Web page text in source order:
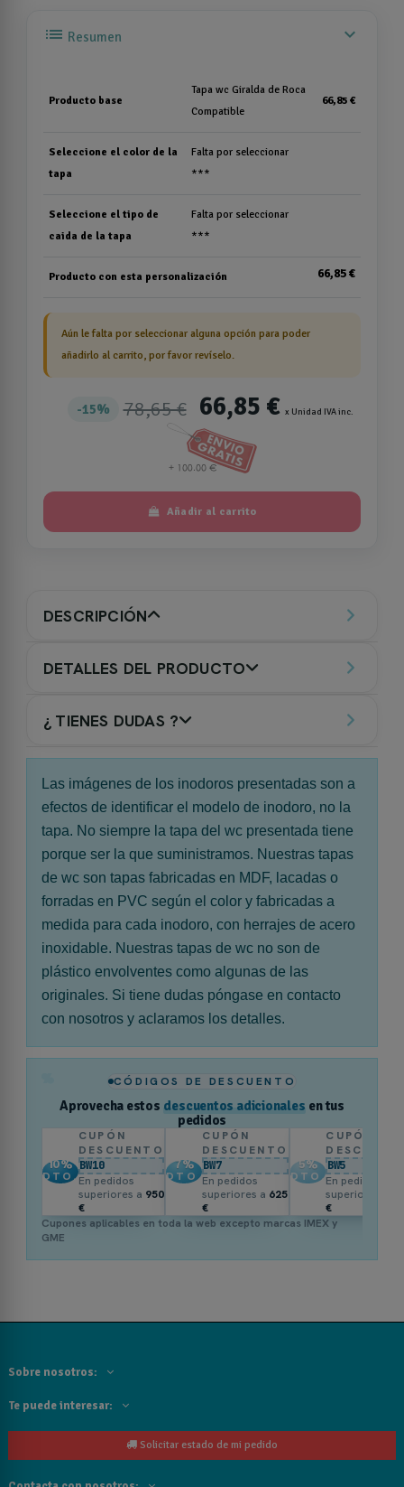
list Resumen expand_more
Producto base
Tapa wc Giralda de Roca
Compatible
66,85 €
Seleccione el color de la
tapa
Falta por seleccionar
***
Seleccione el tipo de
caida de la tapa
Falta por seleccionar
***
Producto con esta personalización 66,85 €
Aún le falta por seleccionar alguna opción para poder
añadirlo al carrito, por favor revíselo.
15% 78,65 € 66,85 € x Unidad IVA inc.
Añadir al carrito
DESCRIPCIÓN
DETALLES DEL PRODUCTO
¿ TIENES DUDAS ?
Las imágenes de los inodoros presentadas son a
efectos de identificar el modelo de inodoro, no la
tapa. No siempre la tapa del wc presentada tiene
porque ser la que suministramos. Nuestras tapas
de wc son tapas fabricadas en MDF, lacadas o
forradas en PVC según el color y fabricadas a
medida para cada inodoro, con herrajes de acero
inoxidable. Nuestras tapas de wc no son de
plástico envolventes como algunas de las
originales. Si tiene dudas póngase en contacto
con nosotros y aclaramos los detalles.
CÓDIGOS DE DESCUENTO
Aprovecha estos descuentos adicionales en tus
pedidos
10%
DTO.
CUPÓN
DESCUENTO
BW10
En pedidos
superiores a 950
€
7%
DTO.
CUPÓN
DESCUENTO
BW7
En pedidos
superiores a 625
€
5%
DTO.
CUPÓN
BW5
En pedidos
superiores a
€
Cupones aplicables en toda la web excepto marcas IMEX y
GME
Sobre nosotros:
Te puede interesar:
Solicitar estado de mi pedido